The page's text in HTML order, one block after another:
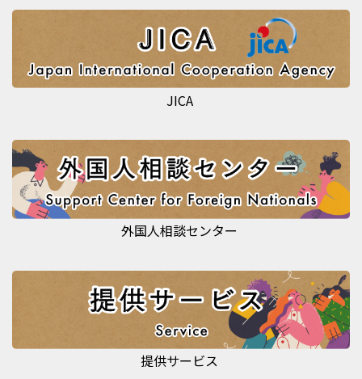
JICA
外国人相談センター
提供サービス